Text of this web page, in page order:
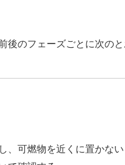
のフェーズごとに次のと
、可燃物を近くに置かない